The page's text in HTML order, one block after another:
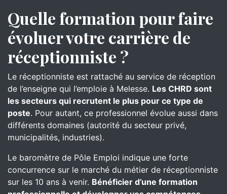
Quelle formation pour faire
évoluer votre carrière de
réceptionniste ?
Le réceptionniste est rattaché au service de réception
de l’enseigne qui l’emploie à Melesse. Les CHRD sont
les secteurs qui recrutent le plus pour ce type de
poste. Pour autant, ce professionnel évolue aussi dans
différents domaines (autorité du secteur privé,
municipalités, industries).
Le baromètre de Pôle Emploi indique une forte
concurrence sur le marché du métier de réceptionniste
sur les 10 ans à venir. Bénéficier d’une formation